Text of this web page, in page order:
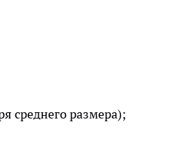
среднего размера);